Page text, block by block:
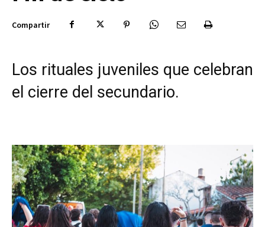
Compartir
Los rituales juveniles que celebran
el cierre del secundario.